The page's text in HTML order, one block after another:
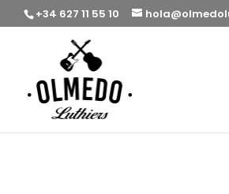
+34 627 11 55 10